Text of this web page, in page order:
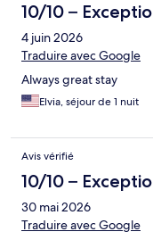
10/10 –
4 juin 2026
Traduire avec Google
Always great stay
Elvia, séjour de 1 nuit
Avis vérifié
10/10 –
30 mai 2026
Traduire avec Google